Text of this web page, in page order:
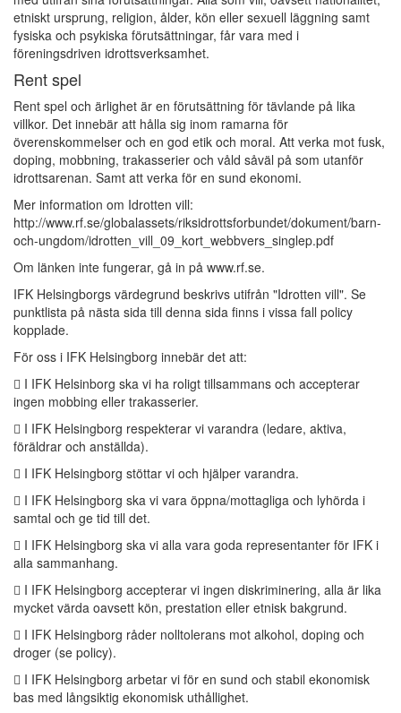
etniskt ursprung, religion, ålder, kön eller sexuell läggning samt
fysiska och psykiska förutsättningar, får vara med i
föreningsdriven idrottsverksamhet.
Rent spel
Rent spel och ärlighet är en förutsättning för tävlande på lika
villkor. Det innebär att hålla sig inom ramarna för
överenskommelser och en god etik och moral. Att verka mot fusk,
doping, mobbning, trakasserier och våld såväl på som utanför
idrottsarenan. Samt att verka för en sund ekonomi.
Mer information om Idrotten vill:
http://www.rf.se/globalassets/riksidrottsforbundet/dokument/barn-
och-ungdom/idrotten_vill_09_kort_webbvers_singlep.pdf
Om länken inte fungerar, gå in på www.rf.se.
IFK Helsingborgs värdegrund beskrivs utifrån "Idrotten vill". Se
punktlista på nästa sida till denna sida finns i vissa fall policy
kopplade.
För oss i IFK Helsingborg innebär det att:
 I IFK Helsinborg ska vi ha roligt tillsammans och accepterar
ingen mobbing eller trakasserier.
 I IFK Helsingborg respekterar vi varandra (ledare, aktiva,
föräldrar och anställda).
 I IFK Helsingborg stöttar vi och hjälper varandra.
 I IFK Helsingborg ska vi vara öppna/mottagliga och lyhörda i
samtal och ge tid till det.
 I IFK Helsingborg ska vi alla vara goda representanter för IFK i
alla sammanhang.
 I IFK Helsingborg accepterar vi ingen diskriminering, alla är lika
mycket värda oavsett kön, prestation eller etnisk bakgrund.
 I IFK Helsingborg råder nolltolerans mot alkohol, doping och
droger (se policy).
 I IFK Helsingborg arbetar vi för en sund och stabil ekonomisk
bas med långsiktig ekonomisk uthållighet.